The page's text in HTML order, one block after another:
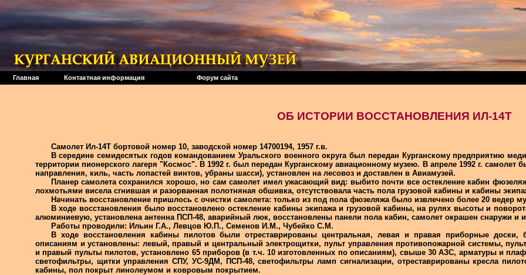
Главная Контактная информация Форум сайта
ОБ ИСТОРИИ ВОССТАНОВЛЕНИЯ ИЛ-14Т
Самолет Ил-14Т бортовой номер 10, заводской номер 14700194, 1957 г.в.
В середине семидесятых годов командованием Уральского военного округа был передан Курганскому предприятию
территории пионерского лагеря "Космос". В 1992 г. был передан Курганскому авиационному музею. В апреле 1992 г.
направления, киль, часть лопастей винтов, убраны шасси), установлен на лесовоз и доставлен в Авиамузей.
Планер самолета сохранился хорошо, но сам самолет имел ужасающий вид: выбито почти все остекление кабин
лохмотьями висела сгнившая и разорванная полотняная обшивка, отсутствовала часть пола грузовой кабины и кабины
Начинать восстановление пришлось с очистки самолета: только из под пола фюзеляжа было извлечено более 20 ведер
В ходе восстановления было восстановлено остекление кабины экипажа и грузовой кабины, на рулях высоты и
алюминиевую, установлена антенна ПСП-48, аварийный люк, восстановлены панели пола кабин, самолет окрашен снаружи и
Работы проводили: Ильин Г.А., Левцов Ю.П., Семенов И.М., Чубейко С.М.
В ходе восстановления кабины пилотов были отреставрированы центральная, левая и правая приборные доски,
описаниям и установлены: левый, правый и центральный электрощитки, пульт управления противопожарной системы,
и правый пульты пилотов, установлено 65 приборов (в т.ч. 10 изготовленных по описаниям), свыше 30 АЗС, арматуры и
светофильтры, щитки управления СПУ, УС-9ДМ, ПСП-48, светофильтры ламп сигнализации, отреставрированы кресла
кабины, пол покрыт линолеумом и ковровым покрытием.